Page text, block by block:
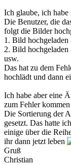
Ich glaube, ich habe
Die Benutzer, die
folgt die Bilder
1. Bild
2. Bild
usw.
Das hat zu dem
hochlädt und dann
Ich habe aber eine
zum Fehler
Die Sortierung der
gesetzt. Das hatte
einige über die
ihr dann jetzt leben
Gruß
Christian